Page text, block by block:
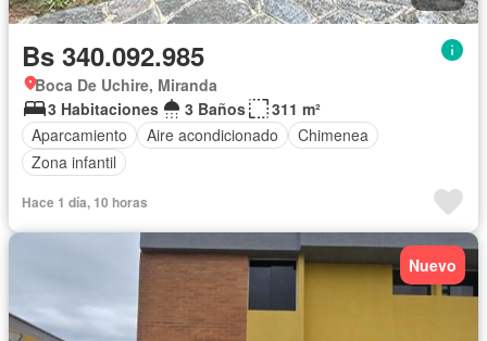
Bs 340.092.985
Boca De Uchire, Miranda
3 Habitaciones
3 Baños
311 m²
Aparcamiento
Aire acondicionado
Chimenea
Zona infantil
Hace 1 día, 10 horas
Nuevo